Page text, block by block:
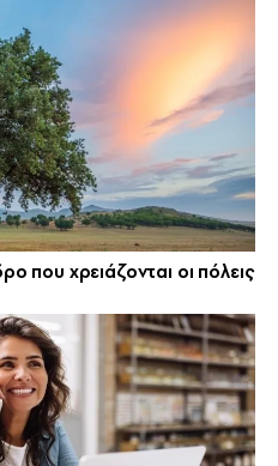
που χρειάζονται οι πόλεις